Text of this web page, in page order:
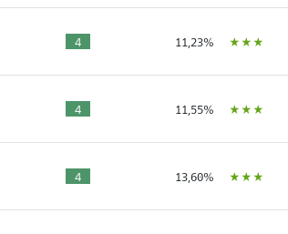
4 11,23% ÙÙÙ
4 11,55% ÙÙÙ
4 13,60% ÙÙÙ